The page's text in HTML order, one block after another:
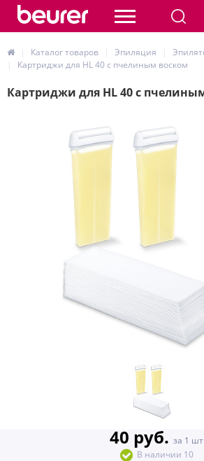
Каталог товаров Эпиляция
Картриджи для HL 40 с пчелиным воском
Картриджи для HL 40 с
40 руб. за 1 шт
В наличии 10